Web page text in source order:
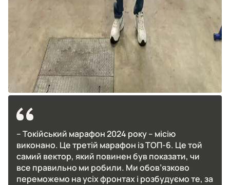
– Токійський марафон 2024 року – місію
виконано. Це третій марафон із ТОП-6. Це той
самий вектор, який повинен був показати, чи
все правильно ми робили. Ми обов’язково
переможемо на усіх фронтах і розбудуємо те, за